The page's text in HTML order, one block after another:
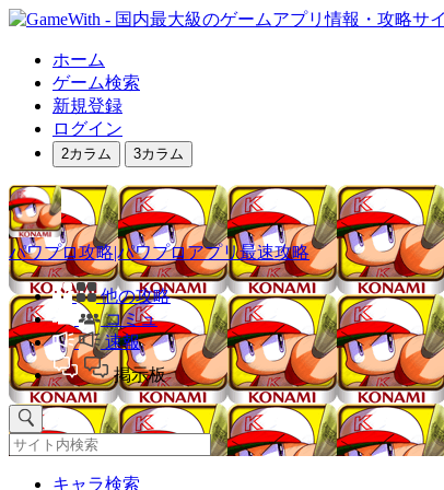
ホーム
ゲーム検索
新規登録
ログイン
2カラム 3カラム
パワプロ攻略|パワプロアプリ最速攻略
他の攻略
コミュ
速報
掲示板
キャラ検索